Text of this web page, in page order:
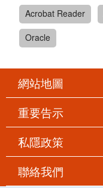
Acrobat Reader
Oracle
網站地圖
重要告示
私隱政策
聯絡我們